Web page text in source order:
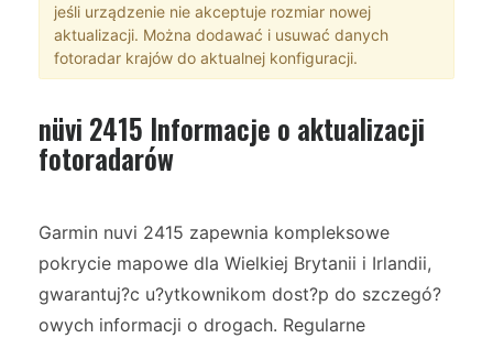
jeśli urządzenie nie akceptuje rozmiar nowej
aktualizacji. Można dodawać i usuwać danych
fotoradar krajów do aktualnej konfiguracji.
nüvi 2415 Informacje o aktualizacji
fotoradarów
Garmin nuvi 2415 zapewnia kompleksowe
pokrycie mapowe dla Wielkiej Brytanii i Irlandii,
gwarantuj?c u?ytkownikom dost?p do szczegó?
owych informacji o drogach. Regularne